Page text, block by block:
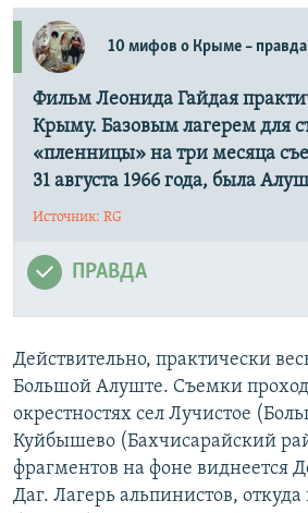
поиску
ТЕЛЕПРОЕКТ КРЫМ.РЕАЛИИ
СОВЕТЫ ПРАВОЗАЩИТНИКОВ
ПРОПАВШИЕ БЕЗ ВЕСТИ
ПОБЕДИТЕЛЕЙ НЕ СУДЯТ?
КРЫМ.НЕПОКОРЕННЫЙ
ELIFBE
УКРАИНСКАЯ ПРОБЛЕМА КРЫМА
КАК ОБОЙТИ БЛОКИРОВКУ
Українською
Qırımtatar
ПРИСОЕДИНЯЙТЕСЬ!
Все сайты RFE/RL
10 мифов о Крыме – правда
Фильм Леонида Гайдая
Крыму. Базовым лагерем для
«пленницы» на три месяца
31 августа 1966 года, была
Источник: RG
ПРАВДА
Действительно, практически
Большой Алуште. Съемки
окрестностях сел Лучистое
Куйбышево (Бахчисарайский
фрагментов на фоне виднеется
Даг. Лагерь альпинистов,